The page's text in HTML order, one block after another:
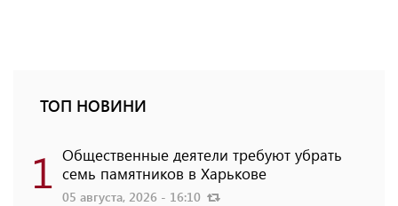
ТОП НОВИНИ
1 Общественные деятели требуют убрать
семь памятников в Харькове
05 августа, 2026 - 16:10